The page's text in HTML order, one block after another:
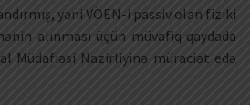
yəni VÖEN-i passiv olan fiziki
alınması üçün müvafiq qaydada
Müdafiəsi Nazirliyinə müraciət edə